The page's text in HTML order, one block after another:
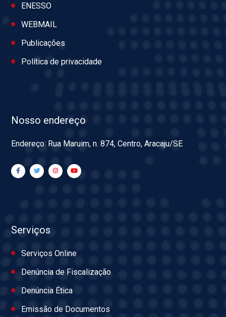
ENESSO
WEBMAIL
Publicações
Política de privacidade
Nosso endereço
Endereço: Rua Maruim, n. 874, Centro, Aracaju/SE
Serviços
Serviços Online
Denúncia de Fiscalização
Denúncia Ética
Emissão de Documentos